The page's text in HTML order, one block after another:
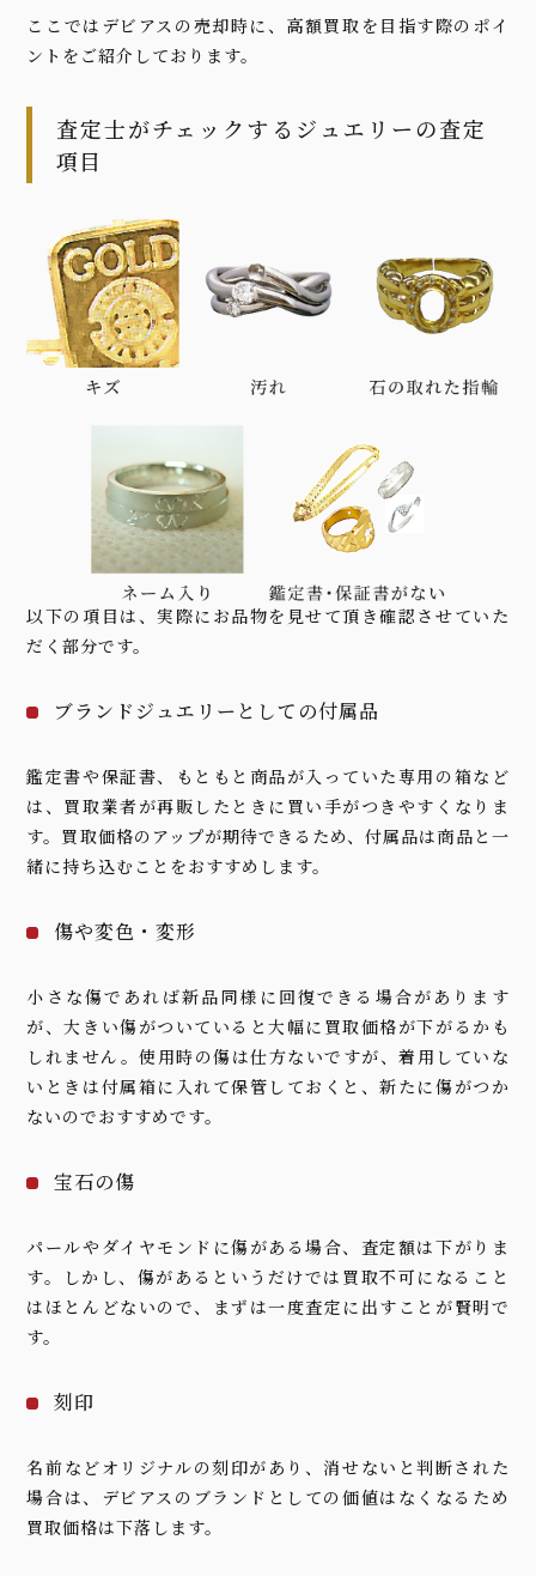
ここではデビアスの売却時に、高額買取を目指す際のポイ
ントをご紹介しております。
査定士がチェックするジュエリーの査定
項目
以下の項目は、実際にお品物を見せて頂き確認させていた
だく部分です。
ブランドジュエリーとしての付属品
鑑定書や保証書、もともと商品が入っていた専用の箱など
は、買取業者が再販したときに買い手がつきやすくなりま
す。買取価格のアップが期待できるため、付属品は商品と一
緒に持ち込むことをおすすめします。
傷や変色・変形
小さな傷であれば新品同様に回復できる場合があります
が、大きい傷がついていると大幅に買取価格が下がるかも
しれません。使用時の傷は仕方ないですが、着用していな
いときは付属箱に入れて保管しておくと、新たに傷がつか
ないのでおすすめです。
宝石の傷
パールやダイヤモンドに傷がある場合、査定額は下がりま
す。しかし、傷があるというだけでは買取不可になること
はほとんどないので、まずは一度査定に出すことが賢明で
す。
刻印
名前などオリジナルの刻印があり、消せないと判断された
場合は、デビアスのブランドとしての価値はなくなるため
買取価格は下落します。